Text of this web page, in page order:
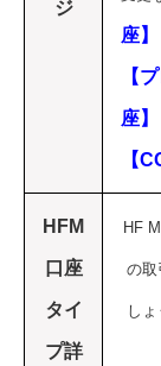
ジ
座
【
座
【
HFM
口座
タイ
プ詳
HF
の取
し